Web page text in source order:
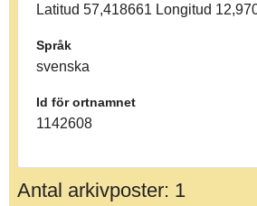
Latitud 57,418661 Longitud
Språk
svenska
Id för ortnamnet
1142608
Antal arkivposter: 1